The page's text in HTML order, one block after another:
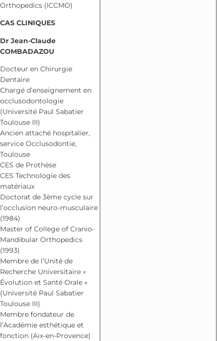
Orthopedics (ICCMO)
CAS CLINIQUES
Dr Jean-Claude
COMBADAZOU
Docteur en Chirurgie
Dentaire
Chargé d’enseignement en
occlusodontologie
(Université Paul Sabatier
Toulouse III)
Ancien attaché hospitalier,
service Occlusodontie,
Toulouse
CES de Prothèse
CES Technologie des
matériaux
Doctorat de 3ème cycle sur
l’occlusion neuro-musculaire
(1984)
Master of College of Cranio-
Mandibular Orthopedics
(1993)
Membre de l’Unité de
Recherche Universitaire «
Évolution et Santé Orale »
(Université Paul Sabatier
Toulouse III)
Membre fondateur de
l’Académie esthétique et
fonction (Aix-en-Provence)